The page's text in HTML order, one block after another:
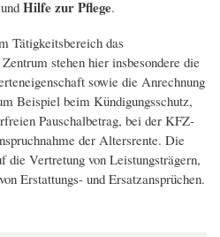
und Hilfe zur Pflege.
Tätigkeitsbereich das
stehen hier insbesondere die
sowie die Anrechnung
Beispiel beim Kündigungsschutz,
Pauschalbetrag, bei der KFZ-
der Altersrente. Die
die Vertretung von Leistungsträgern,
Erstattungs- und Ersatzansprüchen.